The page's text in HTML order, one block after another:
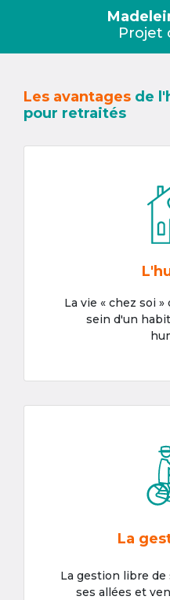
Projet
Les avantages de
pour retraités
La vie « chez soi
sein d'un
La
La gestion libre de
ses allées et